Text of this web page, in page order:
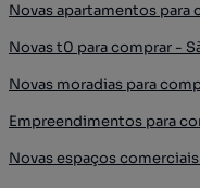
Novas apartamentos para
Novas t0 para comprar -
Novas moradias para
Empreendimentos para
Novas espaços